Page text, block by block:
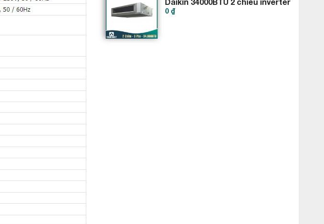
Đây là tính năng cơ bản
90% khách hàng khi
gas R32 là môi chất làm
và R32 thì lựa chọn R32
3 Pha FBA100BVMA9-RZA100DY1
0 ₫